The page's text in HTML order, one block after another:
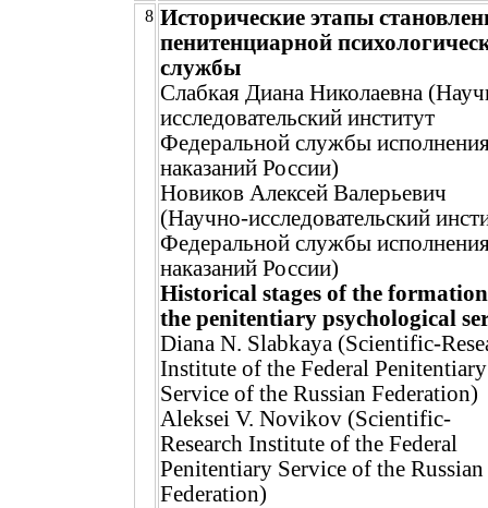
8 Исторические этапы
пенитенциарной
службы
Слабкая Диана Николаевна
исследовательский институт
Федеральной службы
наказаний России)
Новиков Алексей Валерьевич
(Научно-исследовательский
Федеральной службы
наказаний России)
Historical stages of the
the penitentiary psychological
Diana N. Slabkaya (Scientific-
Institute of the Federal Penitentiary
Service of the Russian Federation)
Aleksei V. Novikov (Scientific-
Research Institute of the Federal
Penitentiary Service of the Russian
Federation)